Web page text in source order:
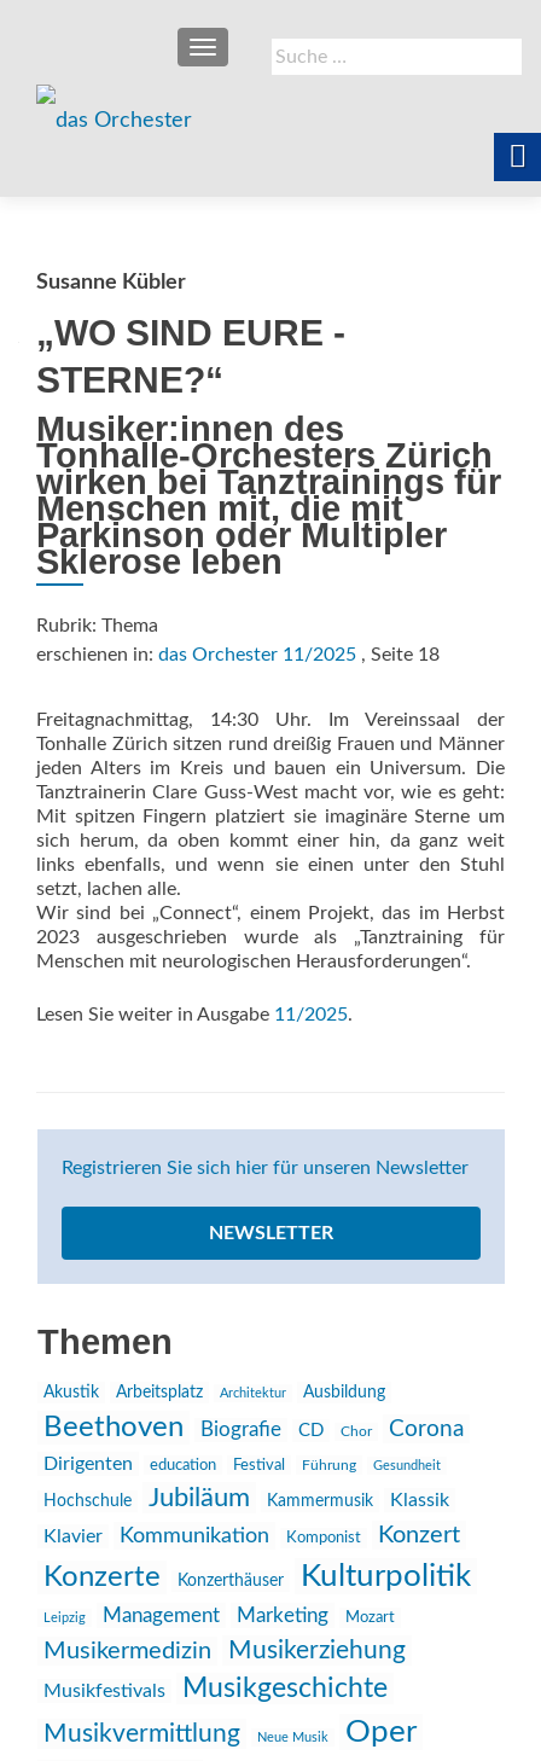
Suche
nach:
SCHALTE NAVIGATION
Susanne Kübler
„WO SIND EURE ­
STERNE?“
Musiker:innen des
Tonhalle-Orchesters Zürich
wirken bei Tanztrainings für
Menschen mit, die mit
Parkinson oder Multipler
Sklerose leben
Rubrik: Thema
erschienen in: das Orchester 11/2025 , Seite 18
Freitagnachmittag, 14:30 Uhr. Im Vereinssaal der
Tonhalle Zürich sitzen rund dreißig Frauen und Männer
jeden Alters im Kreis und bauen ein Universum. Die
Tanztrainerin Clare Guss-West macht vor, wie es geht:
Mit spitzen Fingern platziert sie imaginäre Sterne um
sich herum, da oben kommt einer hin, da ganz weit
links ebenfalls, und wenn sie einen unter den Stuhl
setzt, lachen alle.
Wir sind bei „Connect“, einem Projekt, das im Herbst
2023 ausgeschrieben wurde als „Tanztraining für
Menschen mit neurologischen Herausforderungen“.
Lesen Sie weiter in Ausgabe 11/2025.
Registrieren Sie sich hier für unseren Newsletter
NEWSLETTER
Themen
Akustik Arbeitsplatz Architektur Ausbildung
Beethoven Biografie CD Chor Corona
Dirigenten education Festival Führung Gesundheit
Hochschule Jubiläum Kammermusik
Klassik
Klavier
Kommunikation Komponist Konzert
Konzerte Konzerthäuser Kulturpolitik
Leipzig Management Marketing Mozart
Musikermedizin Musikerziehung
Musikfestivals Musikgeschichte
Musikvermittlung Neue Musik Oper